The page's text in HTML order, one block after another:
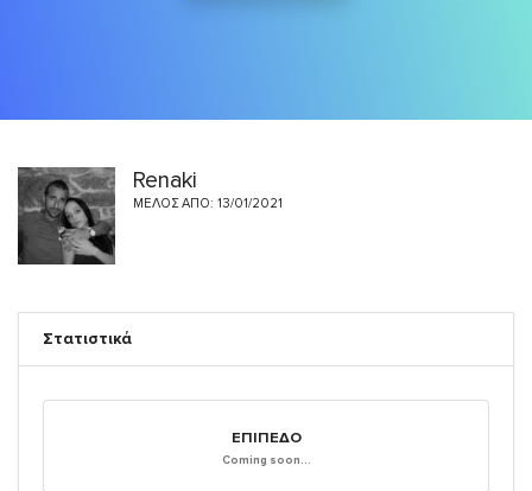
Renaki
ΜΈΛΟΣ ΑΠΌ: 13/01/2021
Στατιστικά
ΕΠΊΠΕΔΟ
Coming soon...